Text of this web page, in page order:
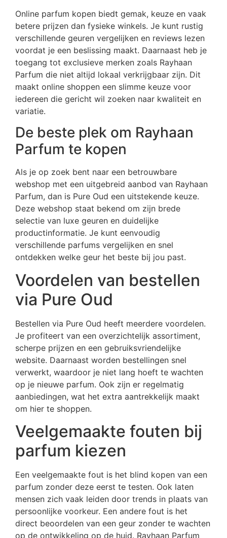
Online parfum kopen biedt gemak, keuze en vaak
betere prijzen dan fysieke winkels. Je kunt rustig
verschillende geuren vergelijken en reviews lezen
voordat je een beslissing maakt. Daarnaast heb je
toegang tot exclusieve merken zoals Rayhaan
Parfum die niet altijd lokaal verkrijgbaar zijn. Dit
maakt online shoppen een slimme keuze voor
iedereen die gericht wil zoeken naar kwaliteit en
variatie.
De beste plek om Rayhaan
Parfum te kopen
Als je op zoek bent naar een betrouwbare
webshop met een uitgebreid aanbod van Rayhaan
Parfum, dan is Pure Oud een uitstekende keuze.
Deze webshop staat bekend om zijn brede
selectie van luxe geuren en duidelijke
productinformatie. Je kunt eenvoudig
verschillende parfums vergelijken en snel
ontdekken welke geur het beste bij jou past.
Voordelen van bestellen
via Pure Oud
Bestellen via Pure Oud heeft meerdere voordelen.
Je profiteert van een overzichtelijk assortiment,
scherpe prijzen en een gebruiksvriendelijke
website. Daarnaast worden bestellingen snel
verwerkt, waardoor je niet lang hoeft te wachten
op je nieuwe parfum. Ook zijn er regelmatig
aanbiedingen, wat het extra aantrekkelijk maakt
om hier te shoppen.
Veelgemaakte fouten bij
parfum kiezen
Een veelgemaakte fout is het blind kopen van een
parfum zonder deze eerst te testen. Ook laten
mensen zich vaak leiden door trends in plaats van
persoonlijke voorkeur. Een andere fout is het
direct beoordelen van een geur zonder te wachten
op de ontwikkeling op de huid. Rayhaan Parfum